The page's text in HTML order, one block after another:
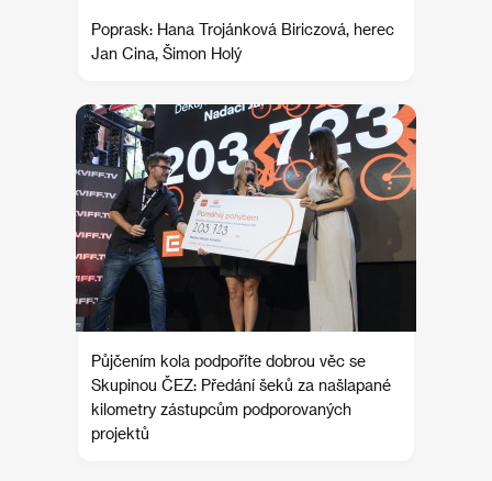
Poprask: Hana Trojánková Biriczová, herec
Jan Cina, Šimon Holý
Půjčením kola podpoříte dobrou věc se
Skupinou ČEZ: Předání šeků za našlapané
kilometry zástupcům podporovaných
projektů